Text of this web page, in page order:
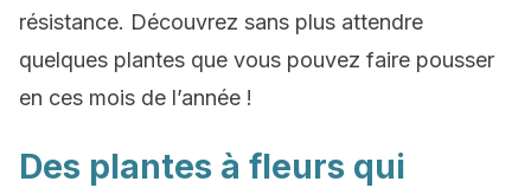
résistance. Découvrez sans plus attendre
quelques plantes que vous pouvez faire pousser
en ces mois de l’année !
Des plantes à fleurs qui